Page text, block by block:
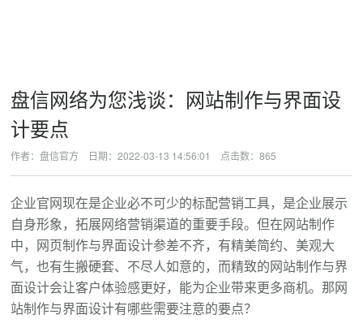
盘信网络为您浅谈：网站制作与界面设
计要点
作者：盘信官方 日期：2022-03-13 14:56:01 点击数：865
企业官网现在是企业必不可少的标配营销工具，是企业展示
自身形象，拓展网络营销渠道的重要手段。但在网站制作
中，网页制作与界面设计参差不齐，有精美简约、美观大
气，也有生搬硬套、不尽人如意的，而精致的网站制作与界
面设计会让客户体验感更好，能为企业带来更多商机。那网
站制作与界面设计有哪些需要注意的要点？